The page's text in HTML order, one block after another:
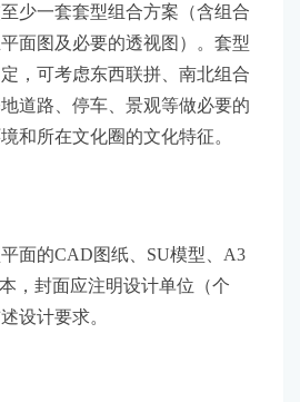
少一套套型组合方案（含组合
面图及必要的透视图）。套型
，可考虑东西联拼、南北组合
道路、停车、景观等做必要的
和所在文化圈的文化特征。
的CAD图纸、SU模型、A3
，封面应注明设计单位（个
设计要求。